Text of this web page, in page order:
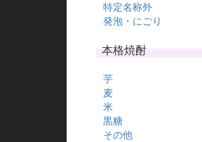
特定名称外
発泡・にごり
本格焼酎
芋
麦
米
黒糖
その他